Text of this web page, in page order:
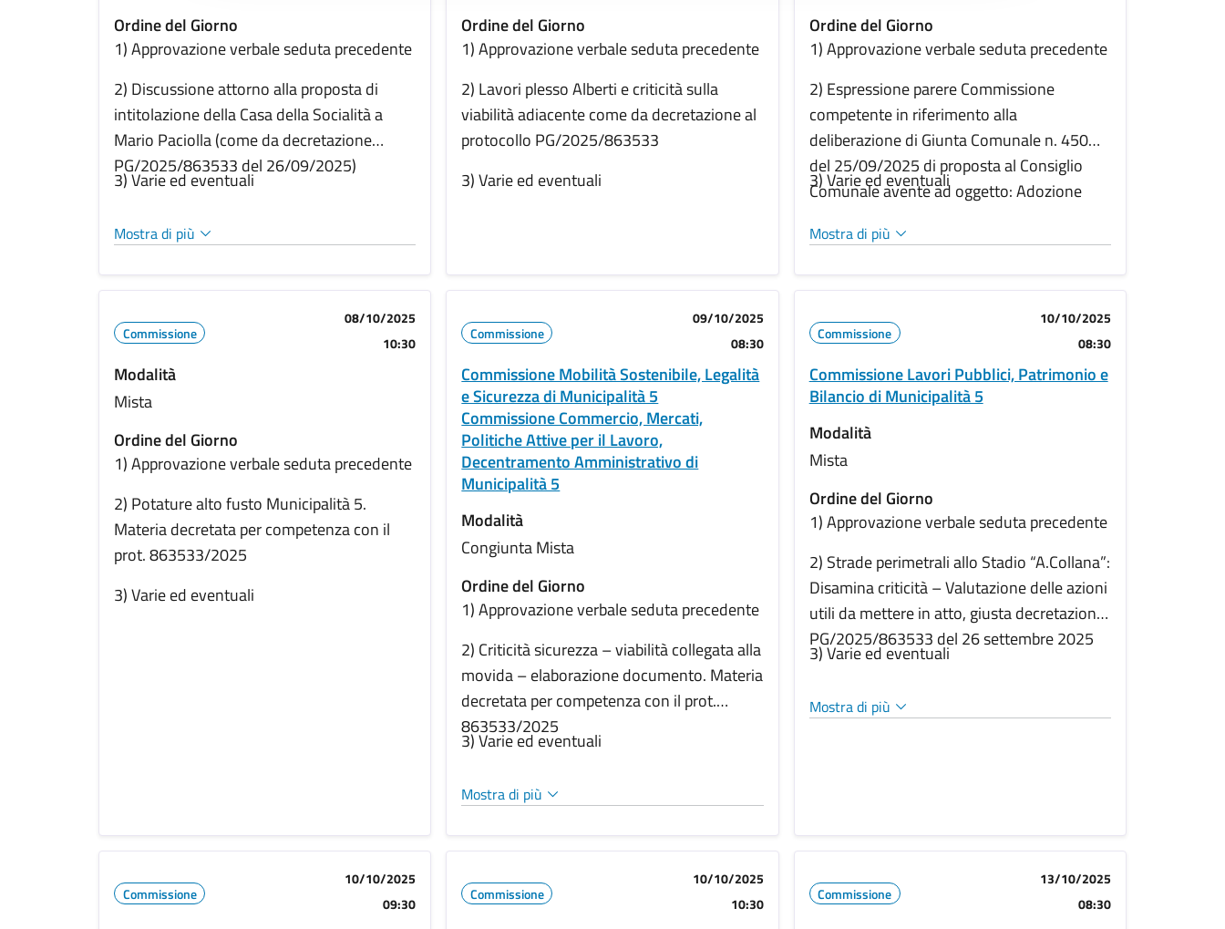
Ordine del Giorno
1) Approvazione verbale seduta precedente
2) Discussione attorno alla proposta di
intitolazione della Casa della Socialità a
Mario Paciolla (come da decretazione
PG/2025/863533 del 26/09/2025)
3) Varie ed eventuali
Mostra di più
Ordine del Giorno
1) Approvazione verbale seduta precedente
2) Lavori plesso Alberti e criticità sulla
viabilità adiacente come da decretazione al
protocollo PG/2025/863533
3) Varie ed eventuali
Ordine del Giorno
1) Approvazione verbale seduta precedente
2) Espressione parere Commissione
competente in riferimento alla
deliberazione di Giunta Comunale n. 450
del 25/09/2025 di proposta al Consiglio
Comunale avente ad oggetto: Adozione
politica. Determinazioni in merito ed
accompagnamento come da decretazione
PG/2025/877311 del 01/10/2025
3) Varie ed eventuali
Mostra di più
Commissione
08/10/2025
10:30
Modalità
Mista
Ordine del Giorno
1) Approvazione verbale seduta precedente
2) Potature alto fusto Municipalità 5.
Materia decretata per competenza con il
prot. 863533/2025
3) Varie ed eventuali
Commissione
09/10/2025
08:30
Commissione Mobilità Sostenibile, Legalità
e Sicurezza di Municipalità 5
Commissione Commercio, Mercati,
Politiche Attive per il Lavoro,
Decentramento Amministrativo di
Municipalità 5
Modalità
Congiunta Mista
Ordine del Giorno
1) Approvazione verbale seduta precedente
2) Criticità sicurezza – viabilità collegata alla
movida – elaborazione documento. Materia
decretata per competenza con il prot.
863533/2025
3) Varie ed eventuali
Mostra di più
Commissione
10/10/2025
08:30
Commissione Lavori Pubblici, Patrimonio e
Bilancio di Municipalità 5
Modalità
Mista
Ordine del Giorno
1) Approvazione verbale seduta precedente
2) Strade perimetrali allo Stadio “A.Collana”:
Disamina criticità – Valutazione delle azioni
utili da mettere in atto, giusta decretazione
PG/2025/863533 del 26 settembre 2025
3) Varie ed eventuali
Mostra di più
Commissione
10/10/2025
09:30
Commissione
10/10/2025
10:30
Commissione
13/10/2025
08:30